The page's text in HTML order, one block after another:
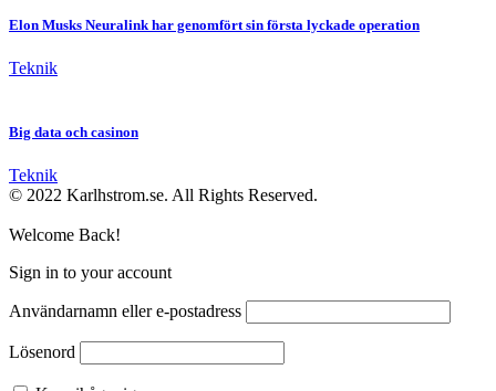
Elon Musks Neuralink har genomfört sin första lyckade operation
Teknik
Big data och casinon
Teknik
© 2022 Karlhstrom.se. All Rights Reserved.
Welcome Back!
Sign in to your account
Användarnamn eller e-postadress
Lösenord